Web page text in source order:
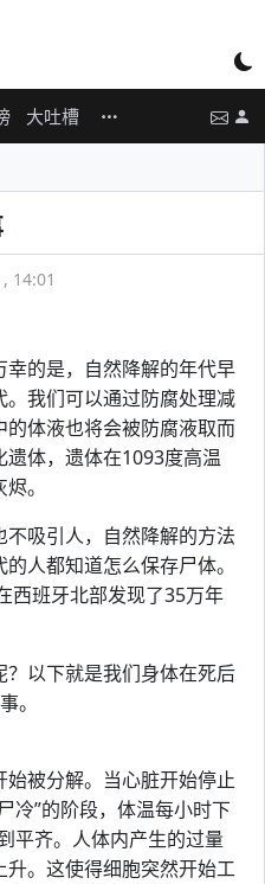
大吐槽
14:01
的是，自然降解的年代早
我们可以通过防腐处理减
体液也将会被防腐液取而
体，遗体在1093度高温
。
吸引人，自然降解的方法
人都知道怎么保存尸体。
西班牙北部发现了35万年
以下就是我们身体在死后
。
被分解。当心脏开始停止
冷”的阶段，体温每小时下
平齐。人体内产生的过量
。这使得细胞突然开始工